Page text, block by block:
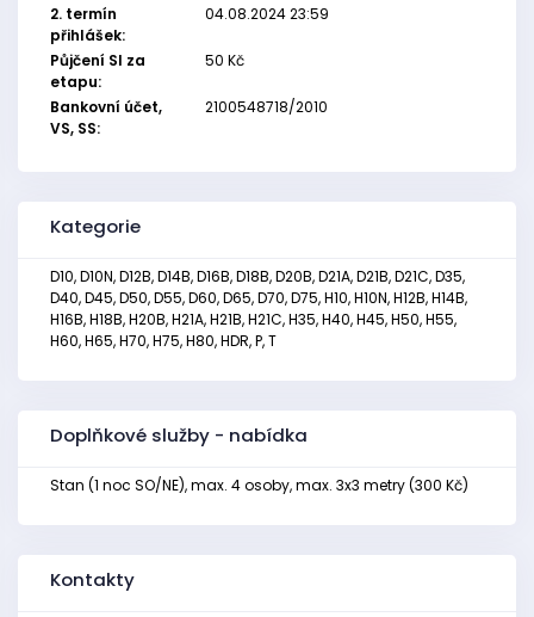
2. termín
přihlášek:
04.08.2024 23:59
Půjčení SI za
etapu:
50 Kč
Bankovní účet,
VS, SS:
2100548718/2010
Kategorie
D10, D10N, D12B, D14B, D16B, D18B, D20B, D21A, D21B, D21C, D35,
D40, D45, D50, D55, D60, D65, D70, D75, H10, H10N, H12B, H14B,
H16B, H18B, H20B, H21A, H21B, H21C, H35, H40, H45, H50, H55,
H60, H65, H70, H75, H80, HDR, P, T
Doplňkové služby - nabídka
Stan (1 noc SO/NE), max. 4 osoby, max. 3x3 metry (300 Kč)
Kontakty